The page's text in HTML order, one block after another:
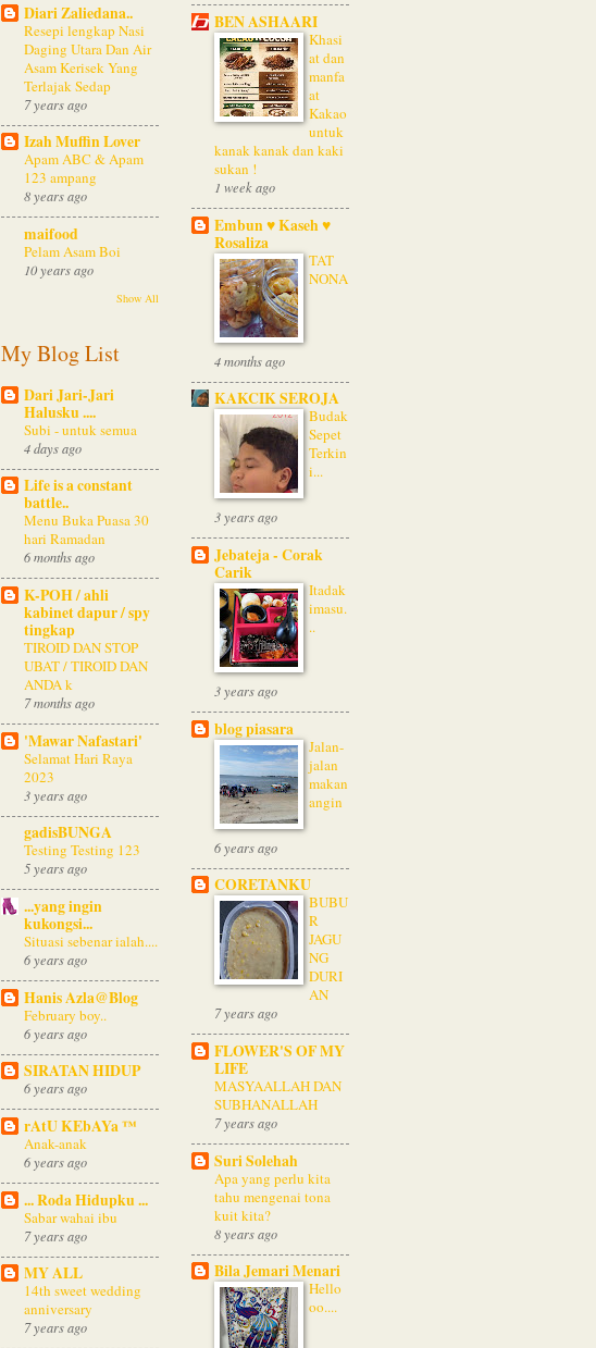
Diari Zaliedana..
Resepi lengkap Nasi
Daging Utara Dan Air
Asam Kerisek Yang
Terlajak Sedap
7 years ago
Izah Muffin Lover
Apam ABC & Apam
123 ampang
8 years ago
maifood
Pelam Asam Boi
10 years ago
Show All
My Blog List
Dari Jari-Jari
Halusku ....
Subi - untuk semua
4 days ago
Life is a constant
battle..
Menu Buka Puasa 30
hari Ramadan
6 months ago
K-POH / ahli
kabinet dapur / spy
tingkap
TIROID DAN STOP
UBAT / TIROID DAN
ANDA k
7 months ago
'Mawar Nafastari'
Selamat Hari Raya
2023
3 years ago
gadisBUNGA
Testing Testing 123
5 years ago
...yang ingin
kukongsi...
Situasi sebenar ialah....
6 years ago
Hanis Azla@Blog
February boy..
6 years ago
SIRATAN HIDUP
6 years ago
rAtU KEbAYa ™
Anak-anak
6 years ago
... Roda Hidupku ...
Sabar wahai ibu
7 years ago
MY ALL
14th sweet wedding
anniversary
7 years ago
BEN ASHAARI
Khasi
at dan
manfa
at
Kakao
untuk
kanak kanak dan kaki
sukan !
1 week ago
Embun ♥ Kaseh ♥
Rosaliza
TAT
NONA
4 months ago
KAKCIK SEROJA
Budak
Sepet
Terkin
i...
3 years ago
Jebateja - Corak
Carik
Itadak
imasu.
..
3 years ago
blog piasara
Jalan-
jalan
makan
angin
6 years ago
CORETANKU
BUBU
R
JAGU
NG
DURI
AN
7 years ago
FLOWER'S OF MY
LIFE
MASYAALLAH DAN
SUBHANALLAH
7 years ago
Suri Solehah
Apa yang perlu kita
tahu mengenai tona
kuit kita?
8 years ago
Bila Jemari Menari
Hello
oo....